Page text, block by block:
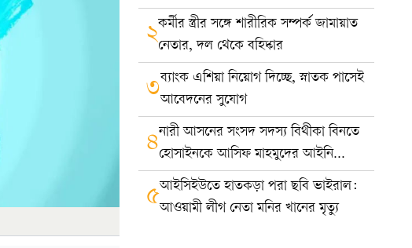
২কর্মীর স্ত্রীর সঙ্গে শারীরিক সম্পর্ক জামায়াত
নেতার, দল থেকে বহিষ্কার
৩ব্যাংক এশিয়া নিয়োগ দিচ্ছে, স্নাতক পাসেই
আবেদনের সুযোগ
৪নারী আসনের সংসদ সদস্য বিথীকা বিনতে
হোসাইনকে আসিফ মাহমুদের আইনি
নোটিশ
৫আইসিইউতে হাতকড়া পরা ছবি ভাইরাল:
আওয়ামী লীগ নেতা মনির খানের মৃত্যু